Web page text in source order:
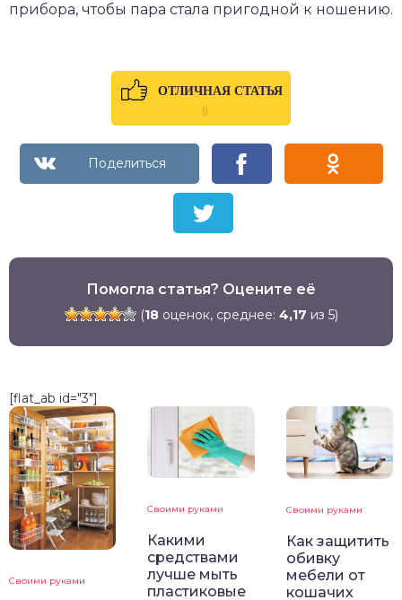
прибора, чтобы пара стала пригодной к ношению.
ОТЛИЧНАЯ СТАТЬЯ
0
Помогла статья? Оцените её
(18оценок, среднее: 4,17 из 5)
[flat_ab id="3"]
Своими руками
Своими руками
Какими
средствами
лучше мыть
пластиковые
Своими руками
Как защитить
обивку
мебели от
кошачих